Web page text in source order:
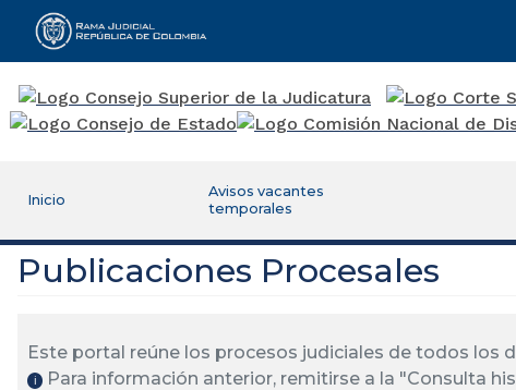
Rama Judicial
Inicio
Avisos vacantes
temporales
Publicaciones Procesales
Este portal reúne los procesos judiciales de todos los
ℹ️
Para información anterior, remitirse a la "Consulta